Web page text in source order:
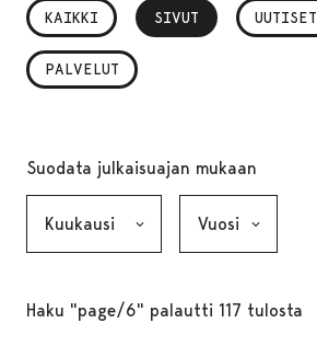
KAIKKI SIVUT
, VALITTU UUTISET
PALVELUT
Suodata julkaisuajan mukaan
Haku "page/6" palautti 117 tulosta